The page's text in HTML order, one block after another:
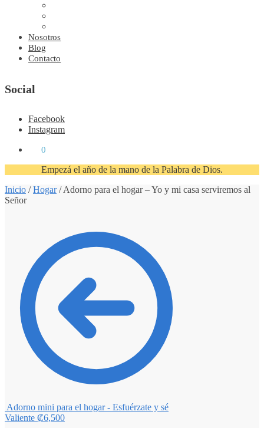
Nosotros
Blog
Contacto
Social
Facebook
Instagram
0
Empezá el año de la mano de la Palabra de Dios.
Inicio /Hogar/Adorno para el hogar – Yo y mi casa serviremos al
Señor
Adorno mini para el hogar - Esfuérzate y sé
Valiente ₡6,500